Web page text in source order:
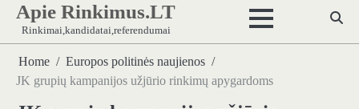
Skip
content
Apie Rinkimus.LT
Rinkimai,kandidatai,referendumai
Home
Europos politinės naujienos
JK grupių kampanijos užjūrio rinkimų apygardoms